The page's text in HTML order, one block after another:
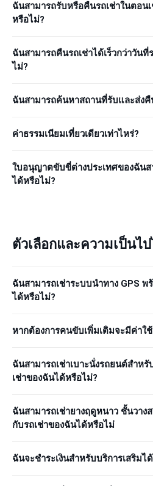
ฉันสามารถรับหรือคืนรถเช่าในตอน
หรือไม่?
ฉันสามารถคืนรถเช่าได้เร็วกว่าวันที่
ไม่?
ฉันสามารถค้นหาสถานที่รับและส่ง
ค่าธรรมเนียมเที่ยวเดียวเท่าไหร่?
ใบอนุญาตขับขี่ต่างประเทศของฉันส
ได้หรือไม่?
ตัวเลือกและความเป็นไ
ฉันสามารถเช่าระบบนำทาง GPS พ
ได้หรือไม่?
หากต้องการคนขับเพิ่มเติมจะมีค่าใช้
ฉันสามารถเช่าเบาะนั่งรถยนต์สำห
เช่าของฉันได้หรือไม่?
ฉันสามารถเช่ายางฤดูหนาว ชั้นวาง
กับรถเช่าของฉันได้หรือไม่
ฉันจะชำระเงินสำหรับบริการเสริมไ